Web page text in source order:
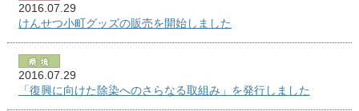
2016.07.29
けんせつ小町グッズの販売を開始しました
2016.07.29
「復興に向けた除染へのさらなる取組み」を発行しました